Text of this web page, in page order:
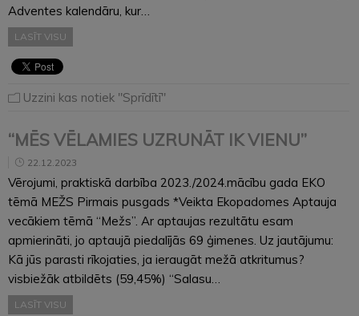
Adventes kalendāru, kur…
LASĪT VISU
Uzzini kas notiek "Sprīdītī"
“MĒS VĒLAMIES UZRUNĀT IK VIENU”
22.12.2023
Vērojumi, praktiskā darbība 2023./2024.mācību gada EKO
tēmā MEŽS Pirmais pusgads *Veikta Ekopadomes Aptauja
vecākiem tēmā “Mežs”. Ar aptaujas rezultātu esam
apmierināti, jo aptaujā piedalījās 69 ģimenes. Uz jautājumu:
Kā jūs parasti rīkojaties, ja ieraugāt mežā atkritumus?
visbiežāk atbildēts (59,45%) “Salasu…
LASĪT VISU